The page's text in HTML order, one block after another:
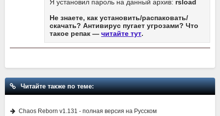
Я установил пароль на данный архив: rsload
Не знаете, как установить/распаковать/
скачать? Антивирус пугает угрозами? Что
такое репак — читайте тут.
Читайте также по теме:
Chaos Reborn v1.131 - полная версия на Русском